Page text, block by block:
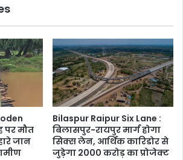
पर मौत
जान
Bilaspur Raipur Six Lane :
बिलासपुर-रायपुर मार्ग होगा
सिक्स लेन, आर्थिक कारिडोर से
जुड़ेगा 2000 करोड़ का प्रोजेक्ट